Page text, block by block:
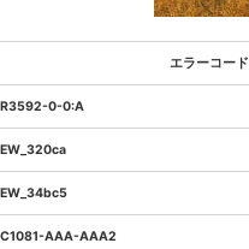
エラーコード
R3592-0-0:A
EW_320ca
EW_34bc5
C1081-AAA-AAA2